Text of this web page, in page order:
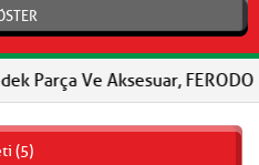
Aksesuar, FERODO Fren
(5)